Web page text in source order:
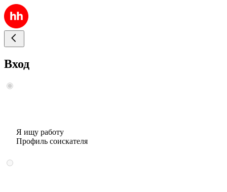
Вход
Я ищу работу
Профиль соискателя